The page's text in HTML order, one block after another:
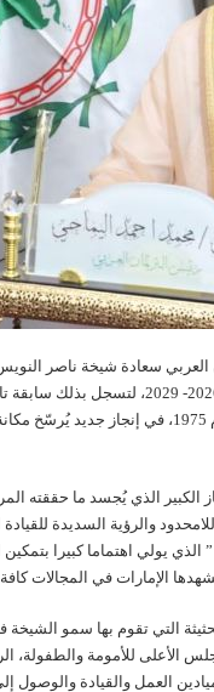
سعادة شيخة ناصر
العام لمنظمة الأمم المتحدة للسياحة للفترة
تتولى هذا المنصب منذ تأسيس المنظمة في العام
الذي يُجسد ما حققته
والرؤية السديدة
يولي اهتماما كبيرا بتمكين
الإمارات في المجالات
التي تقوم بها سمو
الأعلى للأمومة والطفولة،
العمل والقيادة والوصول